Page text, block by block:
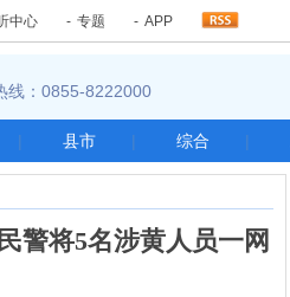
中心 - 专题 - APP
线：0855-8222000
| 县市 | 综合 |
警将5名涉黄人员一网